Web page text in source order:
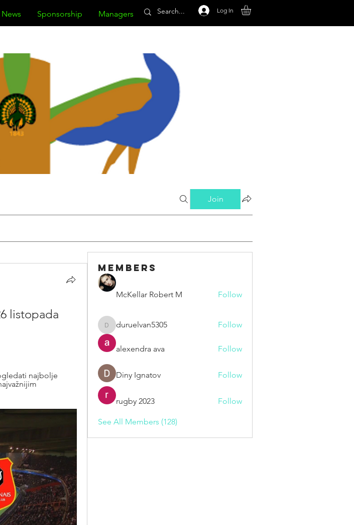
News Sponsorship Managers Log In
Join
listopada
najbolje
Members
McKellar Robert M Follow
duruelvan5305
duruelvan5305 Follow
alexendra ava Follow
Diny Ignatov Follow
rugby 2023 Follow
See All Members (128)